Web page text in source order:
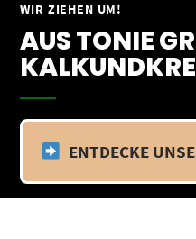
WIR ZIEHEN UM!
AUS TONIE
ENTDECKE
Springe
Inhalt
Vom 09.04.25 - 20.04.25
Zeitraum findet kein